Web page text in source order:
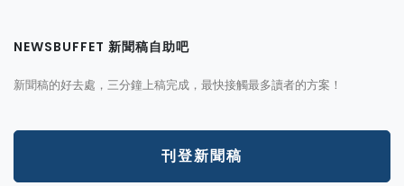
NEWSBUFFET 新聞稿自助吧
新聞稿的好去處，三分鐘上稿完成，最快接觸最多讀者的方案！
刊登新聞稿